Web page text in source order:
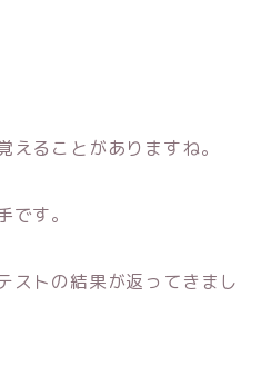
ることがありますね。
す。
ストの結果が返ってきまし